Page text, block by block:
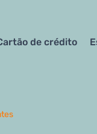
de crédito